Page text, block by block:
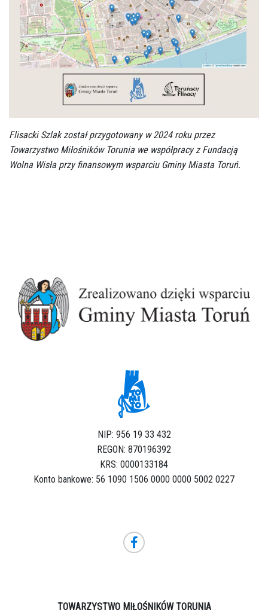
Flisacki Szlak został przygotowany w 2024 roku przez
Towarzystwo Miłośników Torunia we współpracy z Fundacją
Wolna Wisła przy finansowym wsparciu Gminy Miasta Toruń.
NIP: 956 19 33 432
REGON: 870196392
KRS: 0000133184
Konto bankowe: 56 1090 1506 0000 0000 5002 0227
TOWARZYSTWO MIŁOŚNIKÓW TORUNIA